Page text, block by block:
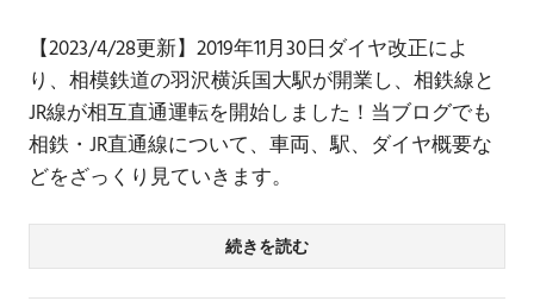
【2023/4/28更新】2019年11月30日ダイヤ改正によ
り、相模鉄道の羽沢横浜国大駅が開業し、相鉄線と
JR線が相互直通運転を開始しました！当ブログでも
相鉄・JR直通線について、車両、駅、ダイヤ概要な
どをざっくり見ていきます。
続きを読む